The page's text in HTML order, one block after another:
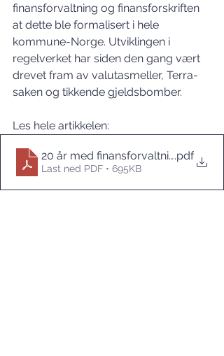
finansforvaltning og finansforskriften
at dette ble formalisert i hele
kommune-Norge. Utviklingen i
regelverket har siden den gang vært
drevet fram av valutasmeller, Terra-
saken og tikkende gjeldsbomber.
Les hele artikkelen:
20 år med finansforvaltning - KØ
.pdf
Last ned PDF • 695KB